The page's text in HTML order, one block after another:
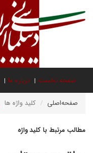
صفحه نخست درباره ما
صفحه‌اصلی کلید واژه ها
مطالب مرتبط با کلید واژه